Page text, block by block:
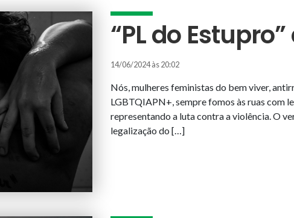
“PL do
14/06/2024 às 20:02
Nós, mulheres feministas do bem viver,
LGBTQIAPN+, sempre fomos às ruas com
representando a luta contra a violência. O
legalização do […]